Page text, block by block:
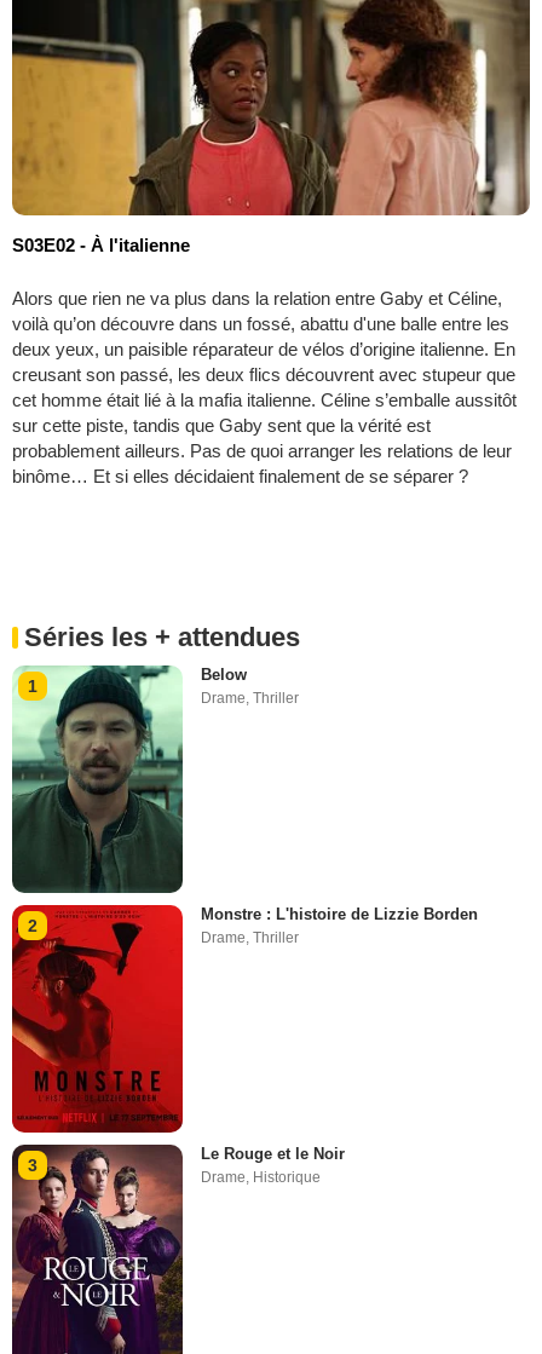
S03E02 - À l'italienne
Alors que rien ne va plus dans la relation entre Gaby et Céline,
voilà qu’on découvre dans un fossé, abattu d'une balle entre les
deux yeux, un paisible réparateur de vélos d’origine italienne. En
creusant son passé, les deux flics découvrent avec stupeur que
cet homme était lié à la mafia italienne. Céline s’emballe aussitôt
sur cette piste, tandis que Gaby sent que la vérité est
probablement ailleurs. Pas de quoi arranger les relations de leur
binôme… Et si elles décidaient finalement de se séparer ?
Séries les + attendues
1
Below
Drame ,Thriller
2
Monstre : L'histoire de Lizzie Borden
Drame,Thriller
3
Le Rouge et le Noir
Drame, Historique